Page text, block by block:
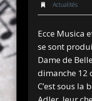
Actualités
Ecce Musica
se sont
Dame de
dimanche 12
C’est sous la